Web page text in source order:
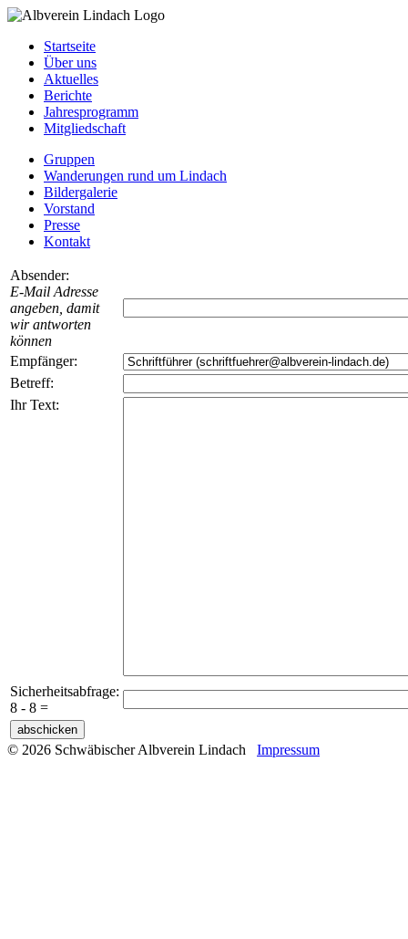
Startseite
Über uns
Aktuelles
Berichte
Jahresprogramm
Mitgliedschaft
Gruppen
Wanderungen rund um Lindach
Bildergalerie
Vorstand
Presse
Kontakt
Absender:
E-Mail Adresse
angeben, damit
wir antworten
können
Empfänger:
Betreff:
Ihr Text:
Sicherheitsabfrage:
8 - 8 =
© 2026 Schwäbischer Albverein Lindach Impressum